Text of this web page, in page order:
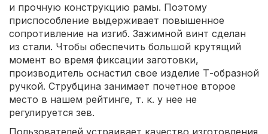
и прочную конструкцию рамы. Поэтому
приспособление выдерживает повышенное
сопротивление на изгиб. Зажимной винт сделан
из стали. Чтобы обеспечить большой крутящий
момент во время фиксации заготовки,
производитель оснастил свое изделие Т-образной
ручкой. Струбцина занимает почетное второе
место в нашем рейтинге, т. к. у нее не
регулируется зев.